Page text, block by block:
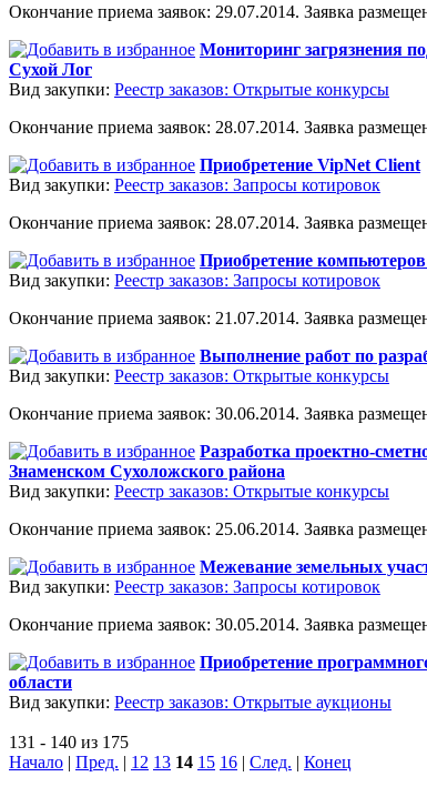
Окончание приема заявок: 29.07.2014. Заявка
Мониторинг загрязнения
Сухой Лог
Вид закупки: Реестр заказов: Открытые конкурсы
Окончание приема заявок: 28.07.2014. Заявка
Приобретение VipNet Client
Вид закупки: Реестр заказов: Запросы котировок
Окончание приема заявок: 28.07.2014. Заявка
Приобретение
Вид закупки: Реестр заказов: Запросы котировок
Окончание приема заявок: 21.07.2014. Заявка
Выполнение работ по
Вид закупки: Реестр заказов: Открытые конкурсы
Окончание приема заявок: 30.06.2014. Заявка
Разработка проектно-
Знаменском Сухоложского района
Вид закупки: Реестр заказов: Открытые конкурсы
Окончание приема заявок: 25.06.2014. Заявка
Межевание земельных
Вид закупки: Реестр заказов: Запросы котировок
Окончание приема заявок: 30.05.2014. Заявка
Приобретение
области
Вид закупки: Реестр заказов: Открытые аукционы
131 - 140 из 175
Начало | Пред. | 12 13 14 15 16 | След. | Конец